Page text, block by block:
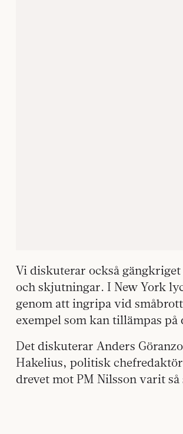
Vi diskuterar också
och skjutningar. I New York
genom att ingripa vid
exempel som kan tillämpas på
Det diskuterar Anders
Hakelius, politisk
drevet mot PM Nilsson varit